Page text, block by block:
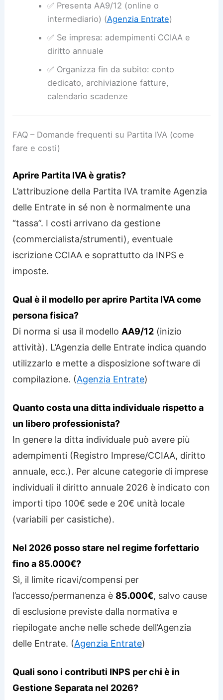
✅ Presenta AA9/12 (online o
intermediario) (Agenzia Entrate)
✅ Se impresa: adempimenti CCIAA e
diritto annuale
✅ Organizza fin da subito: conto
dedicato, archiviazione fatture,
calendario scadenze
FAQ – Domande frequenti su Partita IVA (come
fare e costi)
Aprire Partita IVA è gratis?
L’attribuzione della Partita IVA tramite Agenzia
delle Entrate in sé non è normalmente una
“tassa”. I costi arrivano da gestione
(commercialista/strumenti), eventuale
iscrizione CCIAA e soprattutto da INPS e
imposte.
Qual è il modello per aprire Partita IVA come
persona fisica?
Di norma si usa il modello AA9/12 (inizio
attività). L’Agenzia delle Entrate indica quando
utilizzarlo e mette a disposizione software di
compilazione. (Agenzia Entrate)
Quanto costa una ditta individuale rispetto a
un libero professionista?
In genere la ditta individuale può avere più
adempimenti (Registro Imprese/CCIAA, diritto
annuale, ecc.). Per alcune categorie di imprese
individuali il diritto annuale 2026 è indicato con
importi tipo 100€ sede e 20€ unità locale
(variabili per casistiche).
Nel 2026 posso stare nel regime forfettario
fino a 85.000€?
Sì, il limite ricavi/compensi per
l’accesso/permanenza è 85.000€, salvo cause
di esclusione previste dalla normativa e
riepilogate anche nelle schede dell’Agenzia
delle Entrate. (Agenzia Entrate)
Quali sono i contributi INPS per chi è in
Gestione Separata nel 2026?